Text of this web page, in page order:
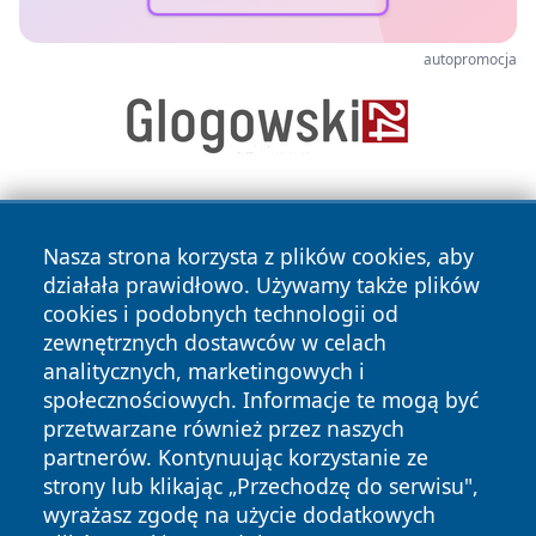
autopromocja
Nasza strona korzysta z plików cookies, aby
działała prawidłowo. Używamy także plików
cookies i podobnych technologii od
zewnętrznych dostawców w celach
analitycznych, marketingowych i
społecznościowych. Informacje te mogą być
przetwarzane również przez naszych
partnerów. Kontynuując korzystanie ze
strony lub klikając „Przechodzę do serwisu",
wyrażasz zgodę na użycie dodatkowych
Copyright © 2026 raciborski24.pl Wszystkie prawa
zastrzeżone.
News Autorzy
Polityka
Prywatności
Polityka
Cookies